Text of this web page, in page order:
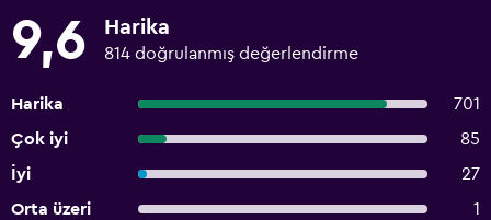
9,6 Harika
814 doğrulanmış değerlendirme
Harika
701
Çok iyi
85
İyi
27
Orta üzeri
1